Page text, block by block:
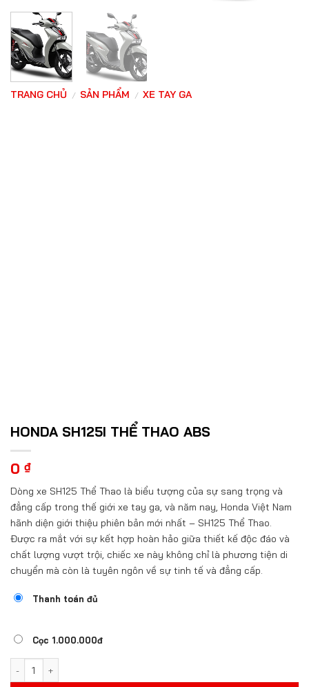
TRANG CHỦ / SẢN PHẨM / XE TAY GA
HONDA SH125I THỂ THAO ABS
0 ₫
Dòng xe SH125 Thể Thao là biểu tượng của sự sang trọng và
đẳng cấp trong thế giới xe tay ga, và năm nay, Honda Việt Nam
hãnh diện giới thiệu phiên bản mới nhất – SH125 Thể Thao.
Được ra mắt với sự kết hợp hoàn hảo giữa thiết kế độc đáo và
chất lượng vượt trội, chiếc xe này không chỉ là phương tiện di
chuyển mà còn là tuyên ngôn về sự tinh tế và đẳng cấp.
Thanh toán đủ
Cọc 1.000.000đ